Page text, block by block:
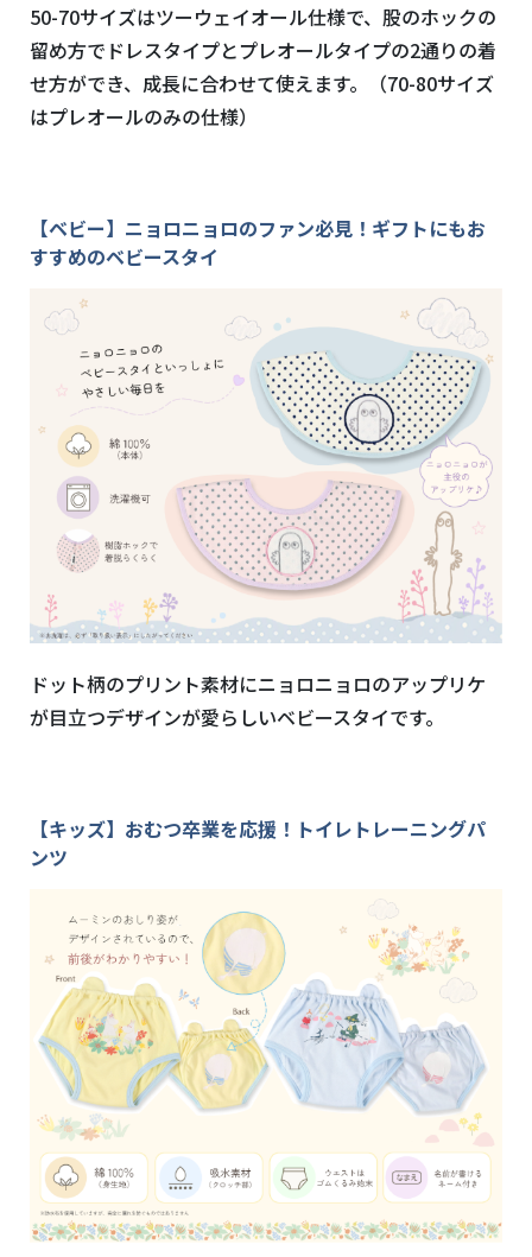
50-70サイズはツーウェイオール仕様で、股のホックの
留め方でドレスタイプとプレオールタイプの2通りの着
せ方ができ、成長に合わせて使えます。（70-80サイズ
はプレオールのみの仕様）
【ベビー】ニョロニョロのファン必見！ギフトにもお
すすめのベビースタイ
ドット柄のプリント素材にニョロニョロのアップリケ
が目立つデザインが愛らしいベビースタイです。
【キッズ】おむつ卒業を応援！トイレトレーニングパ
ンツ